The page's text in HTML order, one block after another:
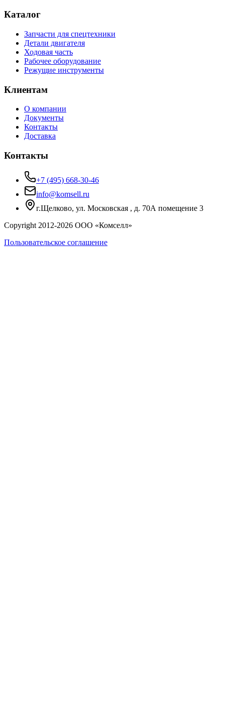
Каталог
Запчасти для спецтехники
Детали двигателя
Ходовая часть
Рабочее оборудование
Режущие инструменты
Клиентам
О компании
Документы
Контакты
Доставка
Контакты
+7 (495) 668-30-46
info@komsell.ru
г.Щелково, ул. Московская , д. 70А помещение 3
Copyright 2012-2026 ООО «Комселл»
Пользовательское соглашение